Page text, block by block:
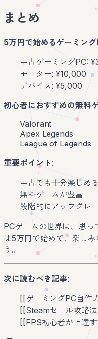
まとめ
5万円で始めるゲーミング
中古ゲーミングPC:
モニター: ¥10,000
デバイス: ¥5,000
初心者におすすめの無料
Valorant
Apex Legends
League of Legends
重要ポイント:
中古でも十分楽しめる
無料ゲームが豊富
段階的にアップグレ
PCゲームの世界は、思っ
は5万円で始めて、楽し
う。
次に読むべき記事:
[[ゲーミングPC自作
[[Steamセール攻略
[[FPS初心者が上達